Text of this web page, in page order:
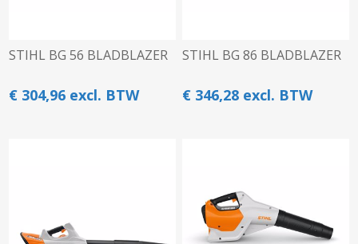
STIHL BG 56 BLADBLAZER
€ 304,96 excl. BTW
STIHL BG 86 BLADBLAZER
€ 346,28 excl. BTW